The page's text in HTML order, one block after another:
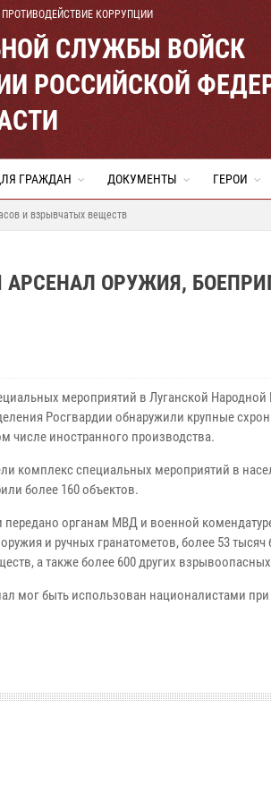
ПРОТИВОДЕЙСТВИЕ КОРРУПЦИИ
СЛУЖБЫ ВОЙСК
РОССИЙСКОЙ
ГРАЖДАН ДОКУМЕНТЫ ГЕРОИ
и взрывчатых веществ
ОРУЖИЯ,
мероприятий в Луганской Народной
Росгвардии обнаружили крупные
числе иностранного производства.
комплекс специальных мероприятий в
более 160 объектов.
передано органам МВД и военной
и ручных гранатометов, более 53
а также более 600 других
мог быть использован националистами